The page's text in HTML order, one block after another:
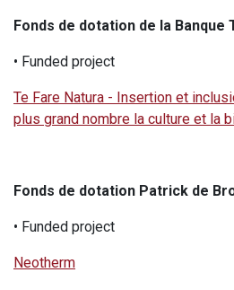
Fonds de dotation de la Banque
• Funded project
Te Fare Natura - Insertion et
plus grand nombre la culture et la
Fonds de dotation Patrick de
• Funded project
Neotherm